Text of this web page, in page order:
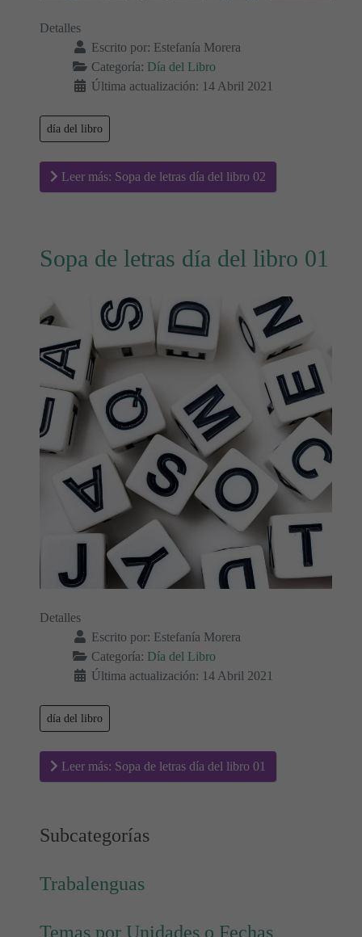
Detalles
Escrito por: Estefanía Morera
Categoría: Día del Libro
Última actualización: 14 Abril 2021
día del libro
Leer más: Sopa de letras día del libro 02
Sopa de letras día del libro 01
Detalles
Escrito por: Estefanía Morera
Categoría: Día del Libro
Última actualización: 14 Abril 2021
día del libro
Leer más: Sopa de letras día del libro 01
Subcategorías
Trabalenguas
Temas por Unidades o Fechas